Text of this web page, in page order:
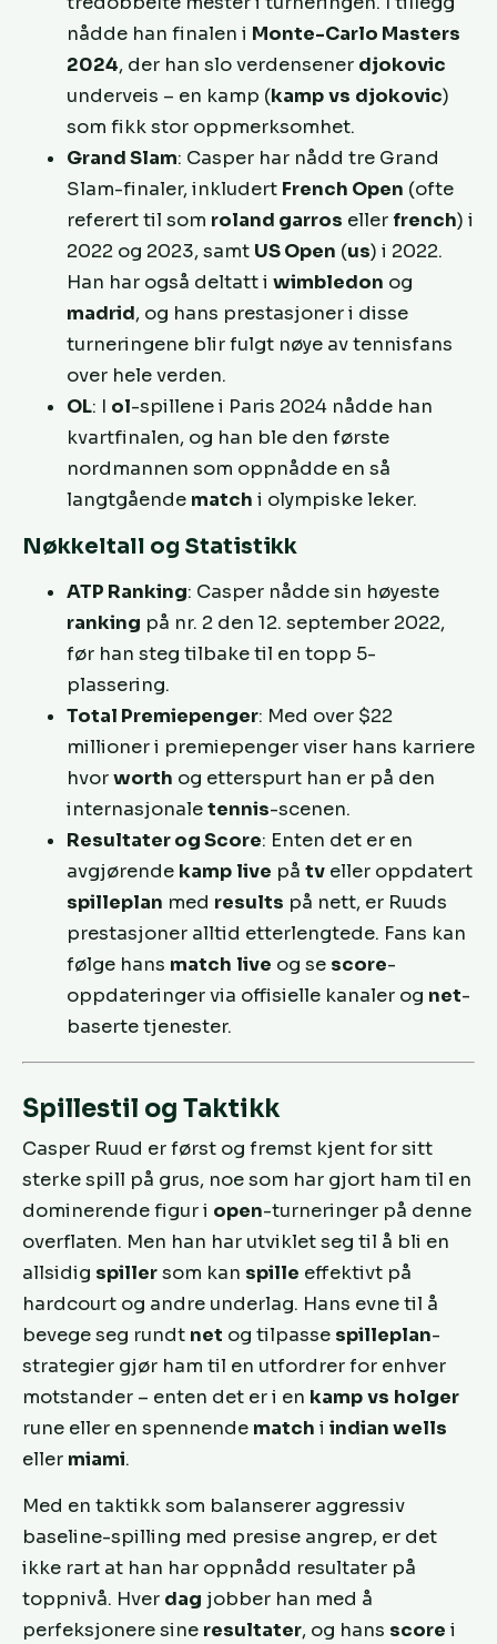
nådde han finalen i Monte-Carlo Masters
2024, der han slo verdensener djokovic
underveis – en kamp (kampvs djokovic)
som fikk stor oppmerksomhet.
Grand Slam: Casper har nådd tre Grand
Slam-finaler, inkludert French Open (ofte
referert til som roland garros eller french) i
2022 og 2023, samt US Open (us) i 2022.
Han har også deltatt i wimbledon og
madrid, og hans prestasjoner i disse
turneringene blir fulgt nøye av tennisfans
over hele verden.
OL: I ol-spillene i Paris 2024 nådde han
kvartfinalen, og han ble den første
nordmannen som oppnådde en så
langtgående match i olympiske leker.
Nøkkeltall og Statistikk
ATP Ranking: Casper nådde sin høyeste
ranking på nr. 2 den 12. september 2022,
før han steg tilbake til en topp 5-
plassering.
Total Premiepenger: Med over $22
millioner i premiepenger viser hans karriere
hvorworth og etterspurt han er på den
internasjonaletennis-scenen.
Resultater og Score: Enten det er en
avgjørende kamp live på tv eller oppdatert
spilleplan med results på nett, er Ruuds
prestasjoner alltid etterlengtede. Fans kan
følge hans match live og se score-
oppdateringer via offisielle kanaler og net-
baserte tjenester.
Spillestil og Taktikk
Casper Ruud er først og fremst kjent for sitt
sterke spill på grus, noe som har gjort ham til en
dominerende figur i open-turneringer på denne
overflaten. Men han har utviklet seg til å bli en
allsidig spillersom kan spille effektivt på
hardcourt og andre underlag. Hans evne til å
bevege seg rundt net og tilpasse spilleplan-
strategier gjør ham til en utfordrer for enhver
motstander – enten det er i en kampvs holger
rune eller en spennende match i indian wells
eller miami.
Med en taktikk som balanserer aggressiv
baseline-spilling med presise angrep, er det
ikke rart at han har oppnådd resultater på
toppnivå. Hver dag jobber han med å
perfeksjonere sine resultater, og hans score i